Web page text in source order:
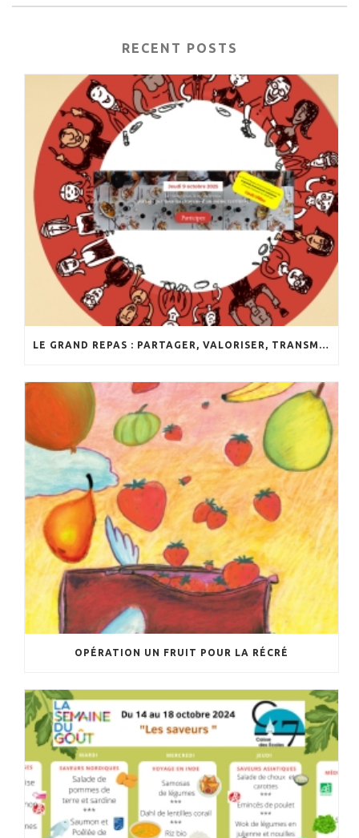
RECENT POSTS
LE GRAND REPAS : PARTAGER, VALORISER, TRANSMETTRE
OPÉRATION UN FRUIT POUR LA RÉCRÉ